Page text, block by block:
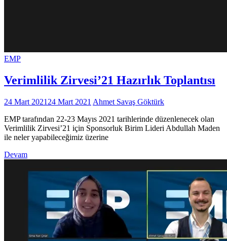
EMP
Verimlilik Zirvesi’21 Hazırlık Toplantısı
24 Mart 2021 24 Mart 2021 Ahmet Savaş Göktürk
EMP tarafından 22-23 Mayıs 2021 tarihlerinde düzenlenecek olan
Verimlilik Zirvesi’21 için Sponsorluk Birim Lideri Abdullah Maden
ile neler yapabileceğimiz üzerine
Devam